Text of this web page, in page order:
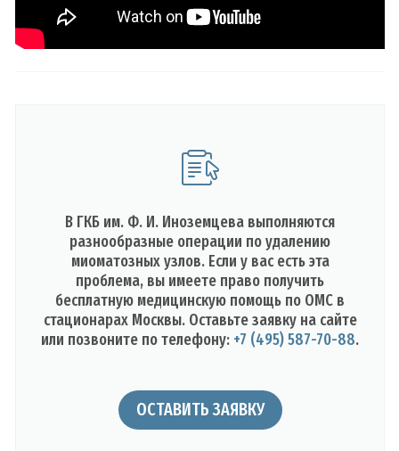
В ГКБ им. Ф. И. Иноземцева выполняются
разнообразные операции по удалению
миоматозных узлов. Если у вас есть эта
проблема, вы имеете право получить
бесплатную медицинскую помощь по ОМС в
стационарах Москвы. Оставьте заявку на сайте
или позвоните по телефону: +7 (495) 587-70-88.
ОСТАВИТЬ ЗАЯВКУ